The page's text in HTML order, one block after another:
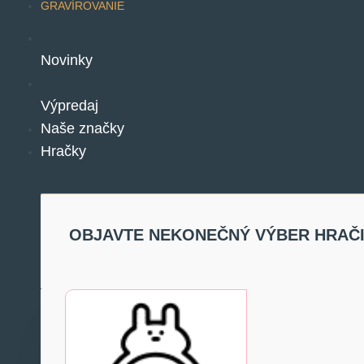
GRAVÍROVANIE
Novinky
Výpredaj
Naše značky
Hračky
OBJAVTE NEKONEČNÝ VÝBER